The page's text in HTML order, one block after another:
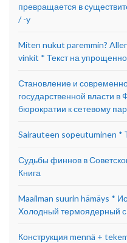
превращается в
/ -y
Miten nukut paremmin?
vinkit * Текст на
Становление и
государственной власти
бюрократии к сетевому
Sairauteen sopeutuminen *
Судьбы финнов в
Книга
Maailman suurin hämäys *
Холодный термоядерный
Конструкция mennä +